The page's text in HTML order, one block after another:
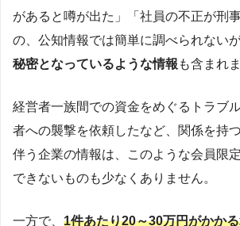
があると噂が出た」「社員の不正が刑
の、公知情報では簡単に調べられない
秘密となっているような情報 も含まれま
経営者一族間での資金をめぐるトラブ
者への襲撃を依頼したなど、関係を持
伴う企業の情報は、このような会員限
できないものも少なくありません。
一方で、 1件あたり20～30万円がかかる